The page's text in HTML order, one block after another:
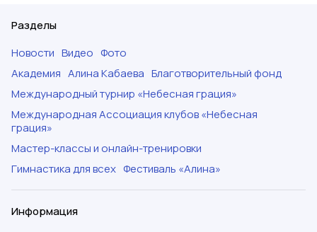
Разделы
Новости Видео Фото
Академия Алина Кабаева Благотворительный фонд
Международный турнир «Небесная грация»
Международная Ассоциация клубов «Небесная
грация»
Мастер-классы и онлайн-тренировки
Гимнастика для всех Фестиваль «Алина»
Информация